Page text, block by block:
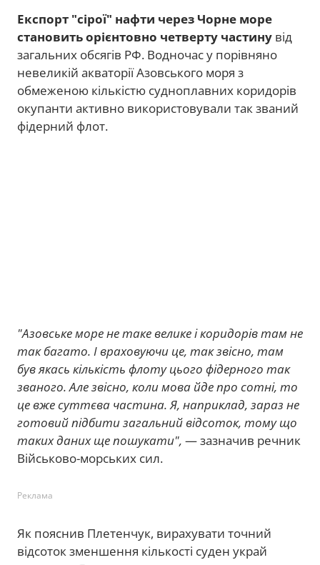
Експорт "сірої" нафти через Чорне море
становить орієнтовно четверту частину від
загальних обсягів РФ. Водночас у порівняно
невеликій акваторії Азовського моря з
обмеженою кількістю судноплавних коридорів
окупанти активно використовували так званий
фідерний флот.
"Азовське море не таке велике і коридорів там не
так багато. І враховуючи це, так звісно, там
був якась кількість флоту цього фідерного так
званого. Але звісно, коли мова йде про сотні, то
це вже суттєва частина. Я, наприклад, зараз не
готовий підбити загальний відсоток, тому що
таких даних ще пошукати", — зазначив речник
Військово-морських сил.
Реклама
Як пояснив Плетенчук, вирахувати точний
відсоток зменшення кількості суден украй